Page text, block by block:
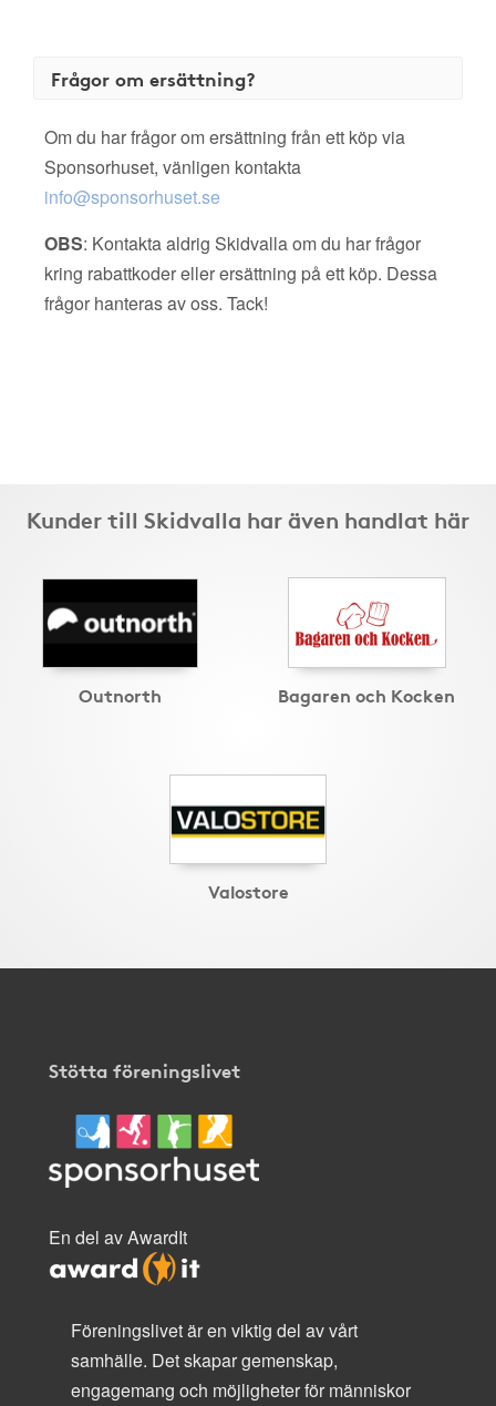
Frågor om ersättning?
Om du har frågor om ersättning från ett köp via
Sponsorhuset, vänligen kontakta
info@sponsorhuset.se
OBS: Kontakta aldrig Skidvalla om du har frågor
kring rabattkoder eller ersättning på ett köp. Dessa
frågor hanteras av oss. Tack!
Kunder till Skidvalla har även handlat här
Outnorth Bagaren och Kocken
Valostore
Stötta föreningslivet
En del av AwardIt
Föreningslivet är en viktig del av vårt
samhälle. Det skapar gemenskap,
engagemang och möjligheter för människor